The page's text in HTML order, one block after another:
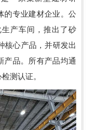
的专业建材企业。公
生产车间，推出了砂
核心产品，并研发出
产品。所有产品均通
测认证。